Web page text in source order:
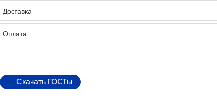
Доставка
Оплата
Скачать ГОСТы